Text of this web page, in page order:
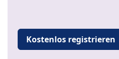
Kostenlos registrieren